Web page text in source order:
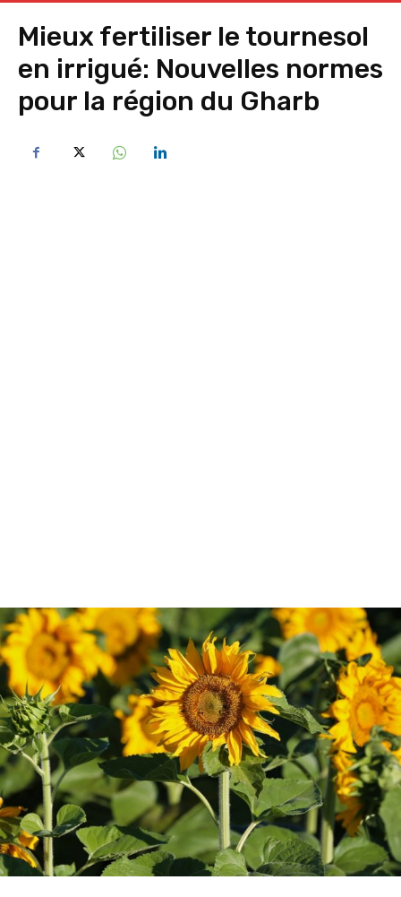
Mieux fertiliser le tournesol
en irrigué: Nouvelles normes
pour la région du Gharb